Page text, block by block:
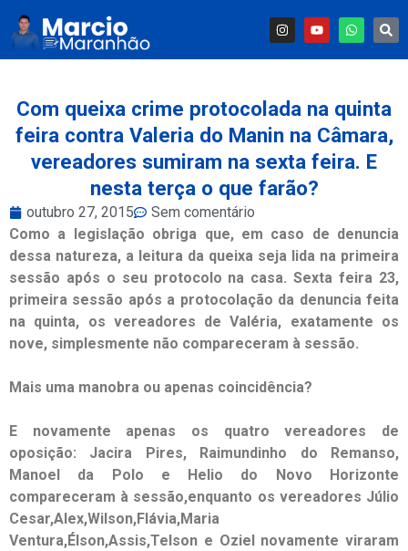
Com queixa crime protocolada na quinta
feira contra Valeria do Manin na Câmara,
vereadores sumiram na sexta feira. E
nesta terça o que farão?
outubro 27, 2015
Sem comentário
Como a legislação obriga que, em caso de denuncia
dessa natureza, a leitura da queixa seja lida na primeira
sessão após o seu protocolo na casa. Sexta feira 23,
primeira sessão após a protocolação da denuncia feita
na quinta, os vereadores de Valéria, exatamente os
nove, simplesmente não compareceram à sessão.
Mais uma manobra ou apenas coincidência?
E novamente apenas os quatro vereadores de
oposição: Jacira Pires, Raimundinho do Remanso,
Manoel da Polo e Helio do Novo Horizonte
compareceram à sessão,enquanto os vereadores Júlio
Cesar,Alex,Wilson,Flávia,Maria
Ventura,Élson,Assis,Telson e Oziel novamente viraram